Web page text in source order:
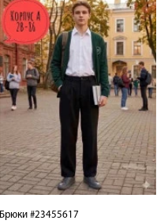
Брюки #23455617